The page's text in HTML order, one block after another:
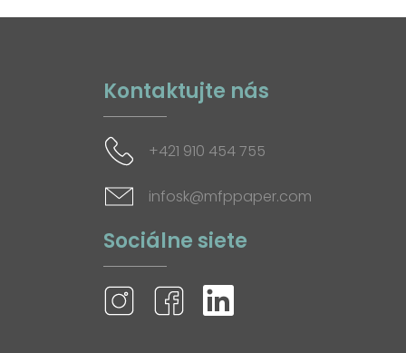
Kontaktujte nás
+421 910 454 755
infosk@mfppaper.com
Sociálne siete